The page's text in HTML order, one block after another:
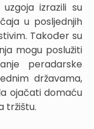
izrazili su
u posljednjih
Također su
mogu poslužiti
peradarske
državama,
ojačati domaću
tržištu.